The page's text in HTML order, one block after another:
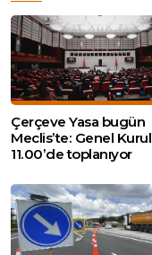
Çerçeve Yasa bugün
Meclis’te: Genel Kurul
11.00’de toplanıyor